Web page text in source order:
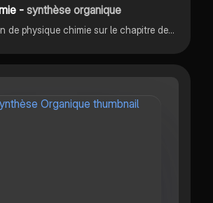
-synthèse organique
fiche de révision de physique chimie sur le chapitre de synthèse organique